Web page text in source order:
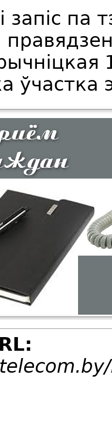
запіс па
ўчастка